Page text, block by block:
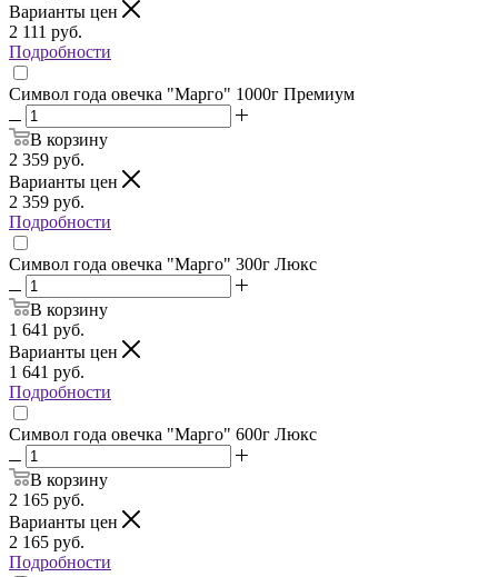
Варианты цен
2 111 руб.
Подробности
Символ года овечка "Марго" 1000г Премиум
В корзину
2 359 руб.
Варианты цен
2 359 руб.
Подробности
Символ года овечка "Марго" 300г Люкс
В корзину
1 641 руб.
Варианты цен
1 641 руб.
Подробности
Символ года овечка "Марго" 600г Люкс
В корзину
2 165 руб.
Варианты цен
2 165 руб.
Подробности